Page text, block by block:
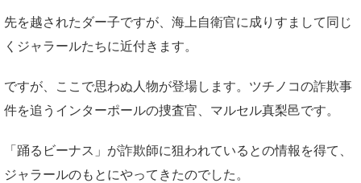
先を越されたダー子ですが、海上自衛官に成りすまして同じ
くジャラールたちに近付きます。
ですが、ここで思わぬ人物が登場します。ツチノコの詐欺事
件を追うインターポールの捜査官、マルセル真梨邑です。
「踊るビーナス」が詐欺師に狙われているとの情報を得て、
ジャラールのもとにやってきたのでした。